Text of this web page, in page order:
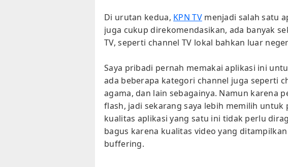
Di urutan kedua, KPN TVmenjadi salah satu
juga cukup direkomendasikan, ada banyak
TV, seperti channel TV lokal bahkan luar
Saya pribadi pernah memakai aplikasi ini
ada beberapa kategori channel juga seperti
agama, dan lain sebagainya. Namun karena
flash, jadi sekarang saya lebih memilih untuk
kualitas aplikasi yang satu ini tidak perlu
bagus karena kualitas video yang
buffering.